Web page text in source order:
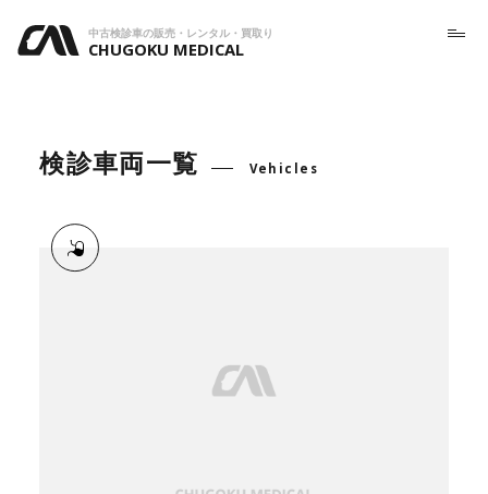
中古検診車の販売・レンタル・買取り
CHUGOKU MEDICAL
検診車両一覧 Vehicles